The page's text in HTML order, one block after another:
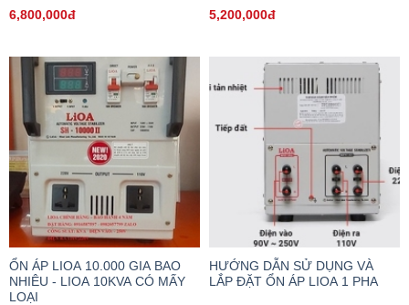
6,800,000đ
5,200,000đ
ỔN ÁP LIOA 10.000 GIA BAO
NHIÊU - LIOA 10KVA CÓ MẤY
LOẠI
HƯỚNG DẪN SỬ DỤNG VÀ
LẮP ĐẶT ỔN ÁP LIOA 1 PHA